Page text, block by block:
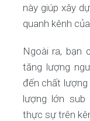
này giúp xây
quanh kênh
Ngoài ra, bạn
tăng lượng
đến chất
lượng lớn
thực sự trên